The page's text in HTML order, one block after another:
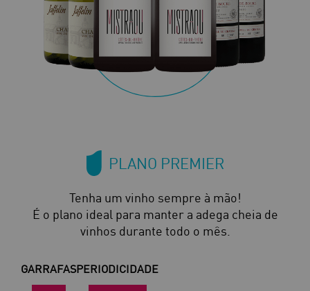
PLANO PREMIER
Tenha um vinho sempre à mão!
É o plano ideal para manter a adega cheia de
vinhos durante todo o mês.
GARRAFASPERIODICIDADE